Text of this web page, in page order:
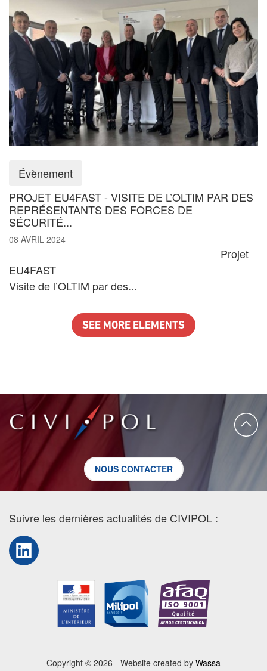
Évènement
PROJET EU4FAST - VISITE DE L’OLTIM PAR DES
REPRÉSENTANTS DES FORCES DE
SÉCURITÉ...
08 AVRIL 2024
Projet
EU4FAST
Visite de l’OLTIM par des...
SEE MORE ELEMENTS
NOUS CONTACTER
Suivre les dernières actualités de CIVIPOL :
LinkedIn
Copyright © 2026 - Website created by Wassa